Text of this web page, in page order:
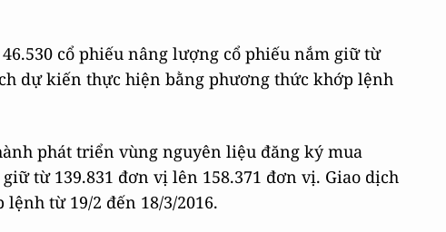
cổ phiếu nâng lượng cổ phiếu nắm giữ từ
dự kiến thực hiện bằng phương thức khớp lệnh
phát triển vùng nguyên liệu đăng ký mua
từ 139.831 đơn vị lên 158.371 đơn vị. Giao dịch
từ 19/2 đến 18/3/2016.